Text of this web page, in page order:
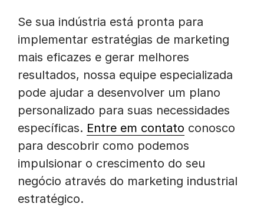
Se sua indústria está pronta para
implementar estratégias de marketing
mais eficazes e gerar melhores
resultados, nossa equipe especializada
pode ajudar a desenvolver um plano
personalizado para suas necessidades
específicas. Entre em contato conosco
para descobrir como podemos
impulsionar o crescimento do seu
negócio através do marketing industrial
estratégico.